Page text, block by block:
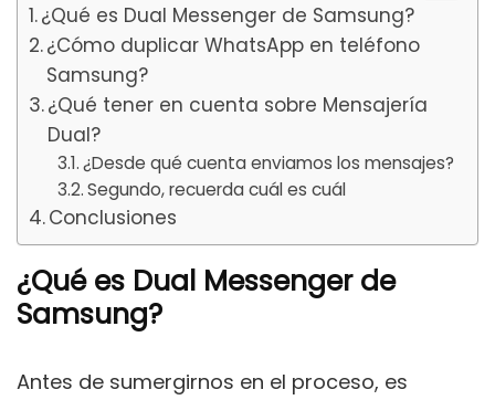
¿Qué es Dual Messenger de Samsung?
¿Cómo duplicar WhatsApp en teléfono
Samsung?
¿Qué tener en cuenta sobre Mensajería
Dual?
¿Desde qué cuenta enviamos los mensajes?
Segundo, recuerda cuál es cuál
Conclusiones
¿Qué es Dual Messenger de
Samsung?
Antes de sumergirnos en el proceso, es